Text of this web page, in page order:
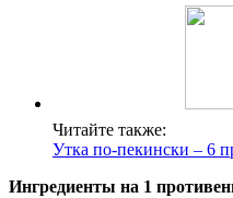
Читайте также:
Утка по-пекински – 6
Ингредиенты на 1